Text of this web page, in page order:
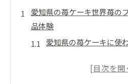
愛知県の苺ケーキ世界苺の
品体験
愛知県の苺ケーキに使
苺のフレッシュさを活